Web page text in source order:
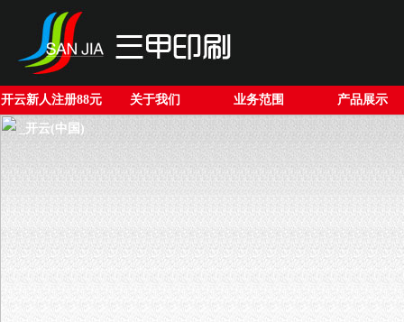
开云新人注册88元
_开云(中国)
关于我们 业务范围 产品展示